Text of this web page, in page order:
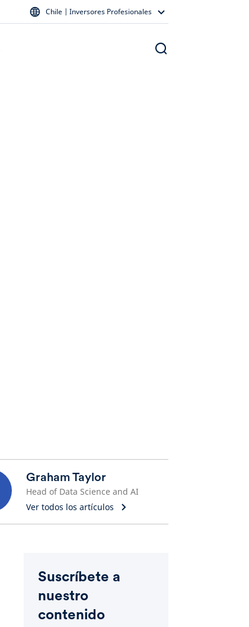
Chile | Inversores Profesionales
Graham Taylor
Head of Data Science and AI
Ver todos los artículos
Suscríbete a
nuestro
contenido